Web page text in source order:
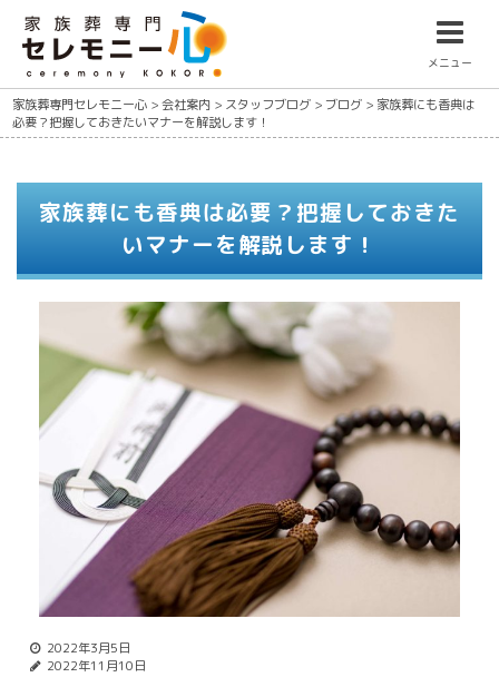
メニュー
家族葬専門セレモニー心 >会社案内 > スタッフブログ > ブログ > 家族葬にも香典は
必要？把握しておきたいマナーを解説します！
家族葬にも香典は必要？把握しておきた
いマナーを解説します！
2022年3月5日
2022年11月10日